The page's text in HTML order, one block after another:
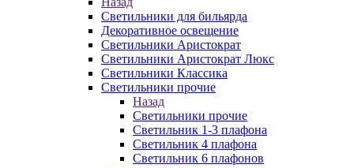
Светильники для бильярда
Декоративное освещение
Светильники Аристократ
Светильники Аристократ Люкс
Светильники Классика
Светильники прочие
Назад
Светильники прочие
Светильник 1-3 плафона
Светильник 4 плафона
Светильник 6 плафонов